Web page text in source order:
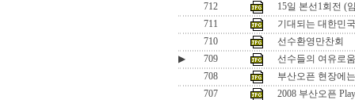
712
15일 본선1회전 (
711
기대되는 대한민
710
선수환영만찬회
▶
709
선수들의 여유로
708
부산오픈 현장에
707
2008 부산오픈